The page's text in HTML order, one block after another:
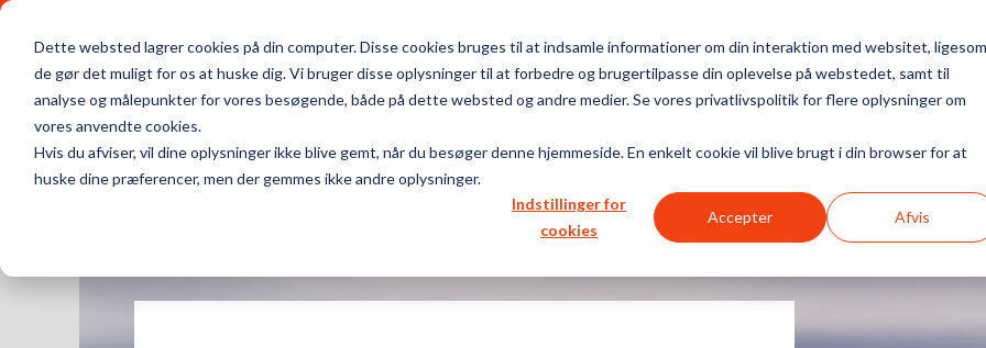
Dette websted lagrer cookies på din computer. Disse cookies bruges til at indsamle informationer om din interaktion med websitet, ligesom
de gør det muligt for os at huske dig. Vi bruger disse oplysninger til at forbedre og brugertilpasse din oplevelse på webstedet, samt til
analyse og målepunkter for vores besøgende, både på dette websted og andre medier. Se vores privatlivspolitik for flere oplysninger om
vores anvendte cookies.
Hvis du afviser, vil dine oplysninger ikke blive gemt, når du besøger denne hjemmeside. En enkelt cookie vil blive brugt i din browser for at
huske dine præferencer, men der gemmes ikke andre oplysninger.
Indstillinger for
cookies
Accepter Afvis
MENU FIND FRAGTPRISER BLOG OM OS KONTAKT